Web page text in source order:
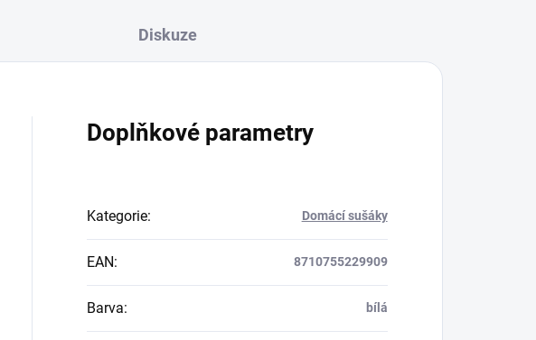
Diskuze
Doplňkové parametry
Kategorie: Domácí sušáky
EAN: 8710755229909
Barva: bílá